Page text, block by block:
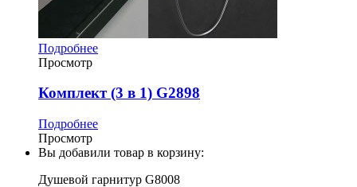
Подробнее
Просмотр
Комплект (3 в 1) G2898
Подробнее
Просмотр
Вы добавили товар в корзину:
Душевой гарнитур G8008